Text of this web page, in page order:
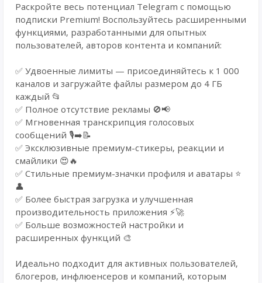
Раскройте весь потенциал Telegram с помощью
подписки Premium! Воспользуйтесь расширенными
функциями, разработанными для опытных
пользователей, авторов контента и компаний:
✅ Удвоенные лимиты — присоединяйтесь к 1 000
каналов и загружайте файлы размером до 4 ГБ
каждый 📂
✅ Полное отсутствие рекламы 🚫📢
✅ Мгновенная транскрипция голосовых
сообщений 🎙️➡️📝
✅ Эксклюзивные премиум-стикеры, реакции и
смайлики 😍🔥
✅ Стильные премиум-значки профиля и аватары ⭐
👤
✅ Более быстрая загрузка и улучшенная
производительность приложения ⚡🚀
✅ Больше возможностей настройки и
расширенных функций 🎨
Идеально подходит для активных пользователей,
блогеров, инфлюенсеров и компаний, которым